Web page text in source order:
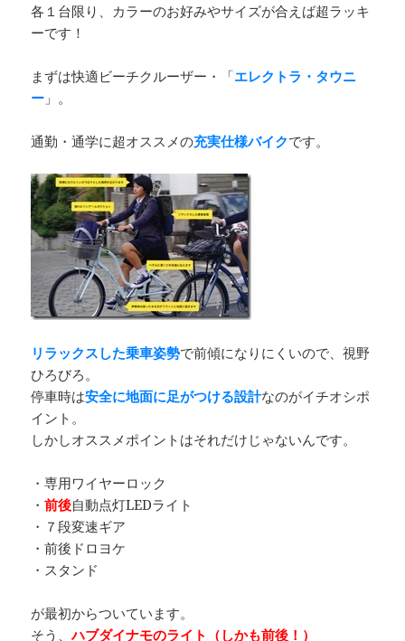
各１台限り、カラーのお好みやサイズが合えば超ラッキ
ーです！
まずは快適ビーチクルーザー・「エレクトラ・タウニ
ー 」。
通勤・通学に超オススメの充実仕様バイクです。
リラックスした乗車姿勢で前傾になりにくいので、視野
ひろびろ。
停車時は安全に地面に足がつける設計なのがイチオシポ
イント。
しかしオススメポイントはそれだけじゃないんです。
・専用ワイヤーロック
・前後自動点灯LEDライト
・７段変速ギア
・前後ドロヨケ
・スタンド
が最初からついています。
そう、ハブダイナモのライト（しかも前後！）